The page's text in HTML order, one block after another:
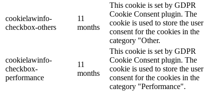
cookielawinfo-
checkbox-others
11
months
This cookie is set by GDPR
Cookie Consent plugin. The
cookie is used to store the user
consent for the cookies in the
category "Other.
cookielawinfo-
checkbox-
performance
11
months
This cookie is set by GDPR
Cookie Consent plugin. The
cookie is used to store the user
consent for the cookies in the
category "Performance".